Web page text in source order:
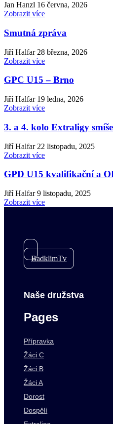
Jan Hanzl 16 června, 2026
Zobrazit více
Smutná zpráva
Jiří Halfar 28 března, 2026
Zobrazit více
GPC U15 – Brno
Jiří Halfar 19 ledna, 2026
Zobrazit více
3. a 4. kolo Extraligy
Jiří Halfar 22 listopadu, 2025
Zobrazit více
GPD U15 kvalifikační a
Jiří Halfar9 listopadu, 2025
Zobrazit více
BadklimTv
Naše družstva
Pages
Přípravka
Žáci C
Žáci B
Žáci A
Dorost
Dospělí